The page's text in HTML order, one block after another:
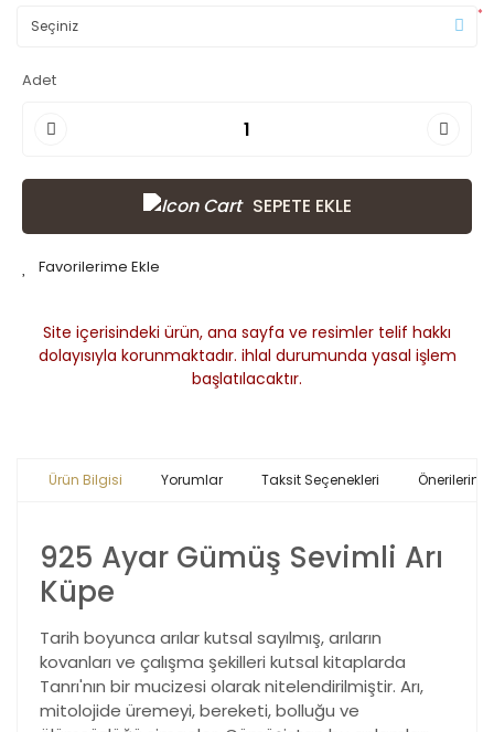
*
Adet
SEPETE EKLE
Site içerisindeki ürün, ana sayfa ve resimler telif hakkı
dolayısıyla korunmaktadır. ihlal durumunda yasal işlem
başlatılacaktır.
Ürün Bilgisi Yorumlar Taksit Seçenekleri Önerileriniz
925 Ayar Gümüş Sevimli Arı
Küpe
Tarih boyunca arılar kutsal sayılmış, arıların
kovanları ve çalışma şekilleri kutsal kitaplarda
Tanrı'nın bir mucizesi olarak nitelendirilmiştir. Arı,
mitolojide üremeyi, bereketi, bolluğu ve